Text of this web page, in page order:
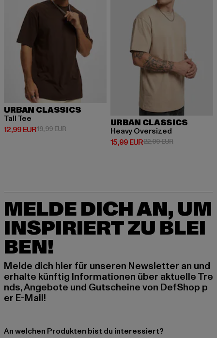
URBAN CLASSICS
Tall Tee
12,99 EUR
Derzeitiger Preis: 12,99 EUR
19,99 EURAktionspreis: 19,99 EUR
URBAN CLASSICS
Heavy Oversized
15,99 EUR
Derzeitiger Preis: 15,99 EUR
22,99 EURAktionspreis:
MELDE DICH AN, UM
INSPIRIERT ZU BLEI
BEN!
Melde dich hier für unseren Newsletter an und
erhalte künftig Informationen über aktuelle Tre
nds, Angebote und Gutscheine von DefShop p
er E-Mail!
An welchen Produkten bist du interessiert?